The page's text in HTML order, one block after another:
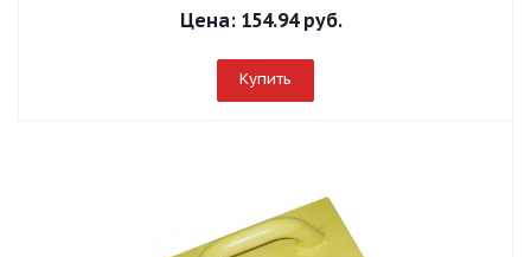
Цена: 154.94 руб.
Купить